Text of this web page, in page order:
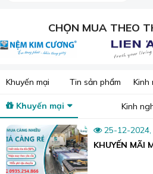
Sương Tuyết cam kết với
Không bán chăn ga gối đệm
Đảm bảo nguồn nguyên liệu
Cam kết giá chăn ga gối đệm
thị trường.
Luôn giao hàng đúng hẹn và
trong hợp đồng.
CHỌN MUA THEO
Khuyến mại Tin sản phẩm Kinh
Khuyến mại Kinh
25-12-2024,
KHUYẾN MÃI